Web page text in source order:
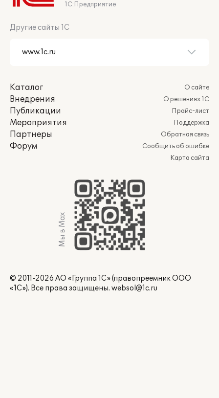
1С:Предприятие
Другие сайты 1С
Каталог
Внедрения
Публикации
Мероприятия
Партнеры
Форум
О сайте
О решениях 1С
Прайс-лист
Поддержка
Обратная связь
Сообщить об ошибке
Карта сайта
Мы в Max
© 2011-2026 АО «Группа 1С» (правопреемник ООО
«1С»). Все права защищены. websol@1c.ru